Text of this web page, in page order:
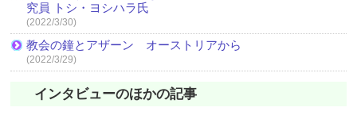
究員 トシ・ヨシハラ氏
(2022/3/30)
教会の鐘とアザーン オーストリアから
(2022/3/29)
インタビューのほかの記事